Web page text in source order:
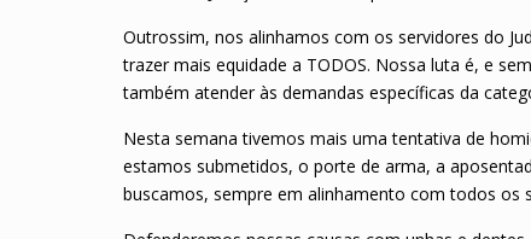
Outrossim, nos alinhamos com os servidores do
trazer mais equidade a TODOS. Nossa luta é, e
também atender às demandas específicas da
Nesta semana tivemos mais uma tentativa de
estamos submetidos, o porte de arma, a
buscamos, sempre em alinhamento com todos os